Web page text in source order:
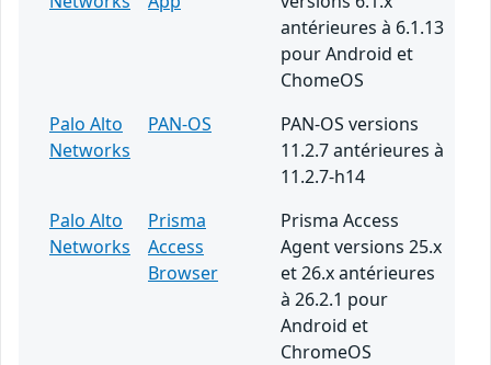
antérieures à 6.1.13
pour Android et
ChomeOS
Palo Alto
Networks
PAN-OS
PAN-OS versions
11.2.7 antérieures à
11.2.7-h14
Palo Alto
Networks
Prisma
Access
Browser
Prisma Access
Agent versions 25.x
et 26.x antérieures
à 26.2.1 pour
Android et
ChromeOS